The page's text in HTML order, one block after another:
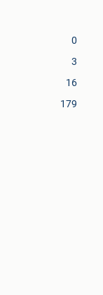
0
3
16
179